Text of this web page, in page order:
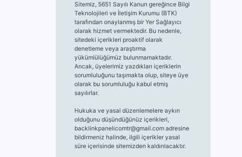
Sitemiz, 5651 Sayılı Kanun gereğince Bilgi
Teknolojileri ve İletişim Kurumu (BTK)
tarafından onaylanmış bir Yer Sağlayıcı
olarak hizmet vermektedir. Bu nedenle,
sitedeki içerikleri proaktif olarak
denetleme veya araştırma
yükümlülüğümüz bulunmamaktadır.
Ancak, üyelerimiz yazdıkları içeriklerin
sorumluluğunu taşımakta olup, siteye üye
olarak bu sorumluluğu kabul etmiş
sayılırlar.
Hukuka ve yasal düzenlemelere aykırı
olduğunu düşündüğünüz içerikleri,
backlinkpanelicomtr@gmail.comadresine
bildirmeniz halinde, ilgili içerikler yasal
süre içerisinde sitemizden kaldırılacaktır.